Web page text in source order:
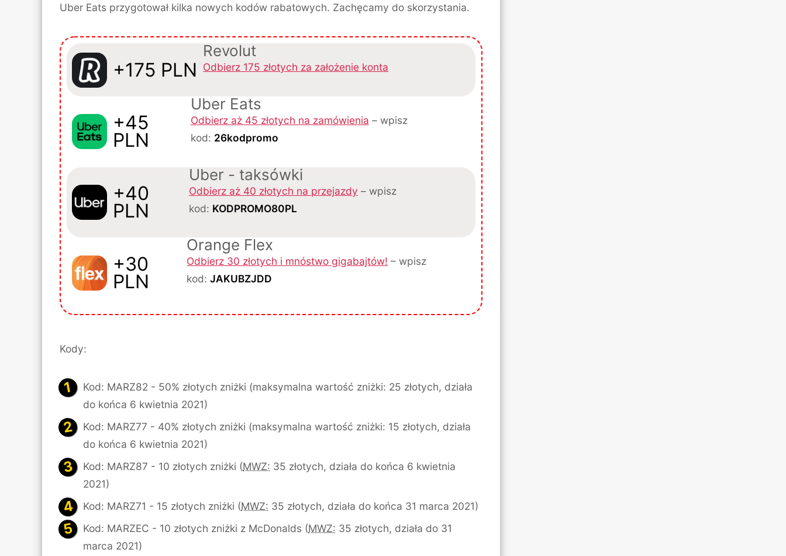
Uber Eats przygotował kilka nowych kodów rabatowych. Zachęcamy do skorzystania.
+175 PLN
Revolut
Odbierz 175 złotych za założenie konta
+45
PLN
Uber Eats
Odbierz aż 45 złotych na zamówienia – wpisz
kod: 26kodpromo
+40
PLN
Uber - taksówki
Odbierz aż 40 złotych na przejazdy – wpisz
kod: KODPROMO80PL
+30
PLN
Orange Flex
Odbierz 30 złotych i mnóstwo gigabajtów! – wpisz
kod:JAKUBZJDD
Kody:
Kod: MARZ82 - 50% złotych zniżki (maksymalna wartość zniżki: 25 złotych, działa
do końca 6 kwietnia 2021)
Kod: MARZ77 - 40% złotych zniżki (maksymalna wartość zniżki: 15 złotych, działa
do końca 6 kwietnia 2021)
Kod: MARZ87 - 10 złotych zniżki (MWZ: 35 złotych, działa do końca 6 kwietnia
2021)
Kod: MARZ71 - 15 złotych zniżki (MWZ: 35 złotych, działa do końca 31 marca 2021)
Kod: MARZEC - 10 złotych zniżki z McDonalds (MWZ: 35 złotych, działa do 31
marca 2021)